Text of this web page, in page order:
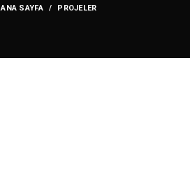
ANA SAYFA PROJELER